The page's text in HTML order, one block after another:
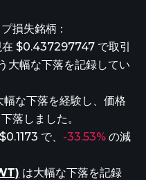
損失銘柄：
在 $0.437297747 で取引
大幅な下落を記録してい
幅な下落を経験し、価格
下落しました。
で、 -33.53% の減
は大幅な下落を記録